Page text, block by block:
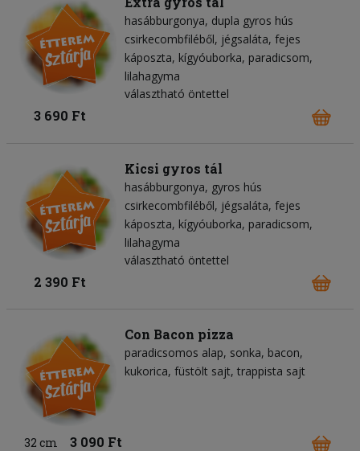
hasábburgonya dupla gyros hús
csirkecombfiléből jégsaláta fejes
káposzta kígyóuborka paradicsom
lilahagyma
választható öntettel
3 690 Ft
Kicsi gyros tál
hasábburgonya gyros hús
csirkecombfiléből jégsaláta fejes
káposzta kígyóuborka paradicsom
lilahagyma
választható öntettel
2 390 Ft
Con Bacon pizza
paradicsomos alap sonka bacon
kukorica füstölt sajt trappista sajt
32 cm 3 090 Ft